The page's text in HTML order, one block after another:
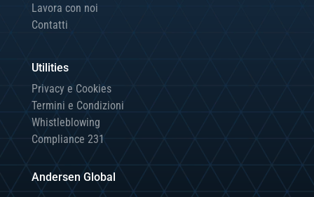
Lavora con noi
Contatti
Utilities
Privacy e Cookies
Termini e Condizioni
Whistleblowing
Compliance 231
Andersen Global